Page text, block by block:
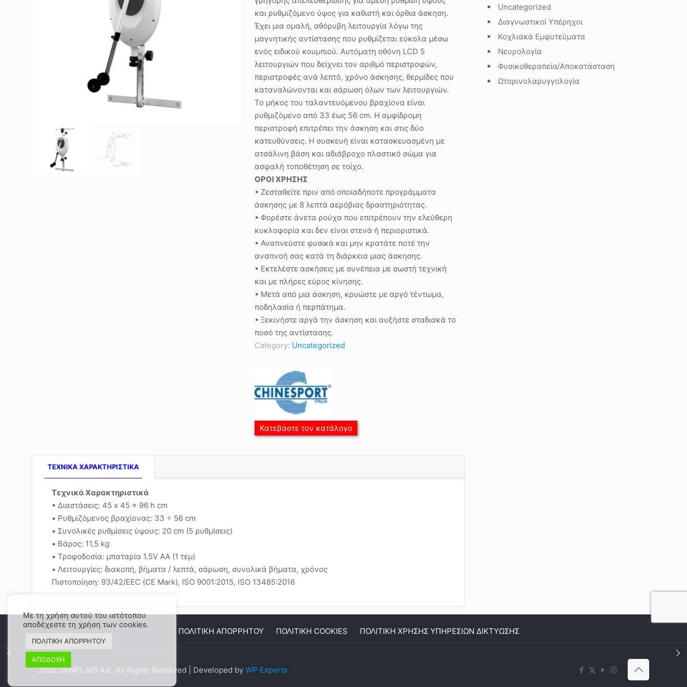
και ρυθμιζόμενο ύψος για καθιστή και όρθια άσκηση.
Έχει μια ομαλή, αθόρυβη λειτουργία λόγω της
μαγνητικής αντίστασης που ρυθμίζεται εύκολα μέσω
ενός ειδικού κουμπιού. Αυτόματη οθόνη LCD 5
λειτουργιών που δείχνει τον αριθμό περιστροφών,
περιστροφές ανά λεπτό, χρόνο άσκησης, θερμίδες που
καταναλώνονται και σάρωση όλων των λειτουργιών.
Το μήκος του ταλαντευόμενου βραχίονα είναι
ρυθμιζόμενο από 33 έως 56 cm. Η αμφίδρομη
περιστροφή επιτρέπει την άσκηση και στις δύο
κατευθύνσεις. Η συσκευή είναι κατασκευασμένη με
ατσάλινη βάση και αδιάβροχο πλαστικό σώμα για
ασφαλή τοποθέτηση σε τοίχο.
ΟΡΟΙ ΧΡΗΣΗΣ
• Ζεσταθείτε πριν από οποιαδήποτε προγράμματα
άσκησης με 8 λεπτά αερόβιας δραστηριότητας.
• Φορέστε άνετα ρούχα που επιτρέπουν την ελεύθερη
κυκλοφορία και δεν είναι στενά ή περιοριστικά.
• Αναπνεύστε φυσικά και μην κρατάτε ποτέ την
αναπνοή σας κατά τη διάρκεια μιας άσκησης.
• Εκτελέστε ασκήσεις με συνέπεια με σωστή τεχνική
και με πλήρες εύρος κίνησης.
• Μετά από μια άσκηση, κρυώστε με αργό τέντωμα,
ποδηλασία ή περπάτημα.
• Ξεκινήστε αργά την άσκηση και αυξήστε σταδιακά το
ποσό της αντίστασης.
Category: Uncategorized
Κατεβάστε τον κατάλογο
TEXNIKA ΧΑΡΑΚΤΗΡΙΣΤΙΚΑ
Τεχνικά Χαρακτηριστικά
• Διαστάσεις: 45 x 45 x 96 h cm
• Ρυθμιζόμενος βραχίονας: 33 ÷ 56 cm
• Συνολικές ρυθμίσεις ύψους: 20 cm (5 ρυθμίσεις)
• Βάρος: 11,5 kg
• Τροφοδοσία: μπαταρία 1.5V AA (1 τεμ)
• Λειτουργίες: διακοπή, βήματα / λεπτά, σάρωση, συνολικά βήματα, χρόνος
Πιστοποίηση: 93/42/EEC (CE Mark), ISO 9001:2015, ISO 13485:2016
Uncategorized
Διαγνωστικοί Υπέρηχοι
Κοχλιακά Εμφυτεύματα
Νευρολογία
Φυσικοθεραπεία/Αποκατάσταση
Ωτορινολαρυγγολογία
ΠΟΛΙΤΙΚΗ ΑΠΟΡΡΗΤΟΥ ΠΟΛΙΤΙΚΗ COOKIES ΠΟΛΙΤΙΚΗ ΧΡΗΣΗΣ ΥΠΗΡΕΣΙΩΝ ΔΙΚΤΥΩΣΗΣ
2026 DAMPLAID Α.Ε. All Rights Reserved | Developed by WP Experts
Με τη χρήση αυτού του ιστότοπου
αποδέχεστε τη χρήση των cookies.
ΠΟΛΙΤΙΚΗ ΑΠΟΡΡΗΤΟΥ
ΑΠΟΔΟΧΗ